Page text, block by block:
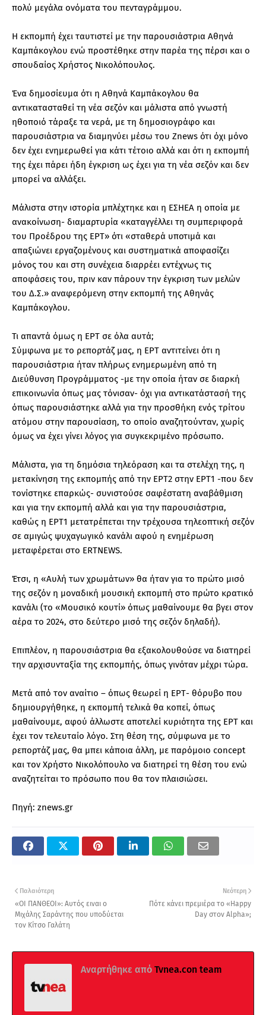
πολύ μεγάλα ονόματα του πενταγράμμου.
Η εκπομπή έχει ταυτιστεί με την παρουσιάστρια Αθηνά
Καμπάκογλου ενώ προστέθηκε στην παρέα της πέρσι και ο
σπουδαίος Χρήστος Νικολόπουλος.
Ένα δημοσίευμα ότι η Αθηνά Καμπάκογλου θα
αντικατασταθεί τη νέα σεζόν και μάλιστα από γνωστή
ηθοποιό τάραξε τα νερά, με τη δημοσιογράφο και
παρουσιάστρια να διαμηνύει μέσω του Znews ότι όχι μόνο
δεν έχει ενημερωθεί για κάτι τέτοιο αλλά και ότι η εκπομπή
της έχει πάρει ήδη έγκριση ως έχει για τη νέα σεζόν και δεν
μπορεί να αλλάξει.
Μάλιστα στην ιστορία μπλέχτηκε και η ΕΣΗΕΑ η οποία με
ανακοίνωση- διαμαρτυρία «καταγγέλλει τη συμπεριφορά
του Προέδρου της ΕΡΤ» ότι «σταθερά υποτιμά και
απαξιώνει εργαζομένους και συστηματικά αποφασίζει
μόνος του και στη συνέχεια διαρρέει εντέχνως τις
αποφάσεις του, πριν καν πάρουν την έγκριση των μελών
του Δ.Σ.» αναφερόμενη στην εκπομπή της Αθηνάς
Καμπάκογλου.
Τι απαντά όμως η ΕΡΤ σε όλα αυτά;
Σύμφωνα με το ρεπορτάζ μας, η ΕΡΤ αντιτείνει ότι η
παρουσιάστρια ήταν πλήρως ενημερωμένη από τη
Διεύθυνση Προγράμματος -με την οποία ήταν σε διαρκή
επικοινωνία όπως μας τόνισαν- όχι για αντικατάστασή της
όπως παρουσιάστηκε αλλά για την προσθήκη ενός τρίτου
ατόμου στην παρουσίαση, το οποίο αναζητούνταν, χωρίς
όμως να έχει γίνει λόγος για συγκεκριμένο πρόσωπο.
Μάλιστα, για τη δημόσια τηλεόραση και τα στελέχη της, η
μετακίνηση της εκπομπής από την ΕΡΤ2 στην ΕΡΤ1 -που δεν
τονίστηκε επαρκώς- συνιστούσε σαφέστατη αναβάθμιση
και για την εκπομπή αλλά και για την παρουσιάστρια,
καθώς η ΕΡΤ1 μετατρέπεται την τρέχουσα τηλεοπτική σεζόν
σε αμιγώς ψυχαγωγικό κανάλι αφού η ενημέρωση
μεταφέρεται στο ERTNEWS.
Έτσι, η «Αυλή των χρωμάτων» θα ήταν για το πρώτο μισό
της σεζόν η μοναδική μουσική εκπομπή στο πρώτο κρατικό
κανάλι (το «Μουσικό κουτί» όπως μαθαίνουμε θα βγει στον
αέρα το 2024, στο δεύτερο μισό της σεζόν δηλαδή).
Επιπλέον, η παρουσιάστρια θα εξακολουθούσε να διατηρεί
την αρχισυνταξία της εκπομπής, όπως γινόταν μέχρι τώρα.
Μετά από τον αναίτιο – όπως θεωρεί η ΕΡΤ- θόρυβο που
δημιουργήθηκε, η εκπομπή τελικά θα κοπεί, όπως
μαθαίνουμε, αφού άλλωστε αποτελεί κυριότητα της ΕΡΤ και
έχει τον τελευταίο λόγο. Στη θέση της, σύμφωνα με το
ρεπορτάζ μας, θα μπει κάποια άλλη, με παρόμοιο concept
και τον Χρήστο Νικολόπουλο να διατηρεί τη θέση του ενώ
αναζητείται το πρόσωπο που θα τον πλαισιώσει.
Πηγή: znews.gr
Νεότερη
Πότε κάνει πρεμιέρα το «Happy
Day στον Alpha»;
Παλαιότερη
«ΟΙ ΠΑΝΘΕΟΙ»: Αυτός ειναι ο
Μιχάλης Σαράντης που υποδύεται
τον Κίτσο Γαλάτη
Αναρτήθηκε από Tvnea.con team